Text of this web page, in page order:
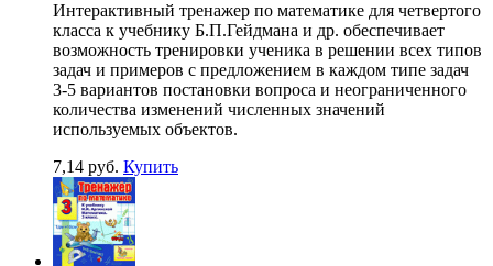
Интерактивный тренажер по математике для четвертого
класса к учебнику Б.П.Гейдмана и др. обеспечивает
возможность тренировки ученика в решении всех типов
задач и примеров с предложением в каждом типе задач
3-5 вариантов постановки вопроса и неограниченного
количества изменений численных значений
используемых объектов.
7,14 руб. Купить